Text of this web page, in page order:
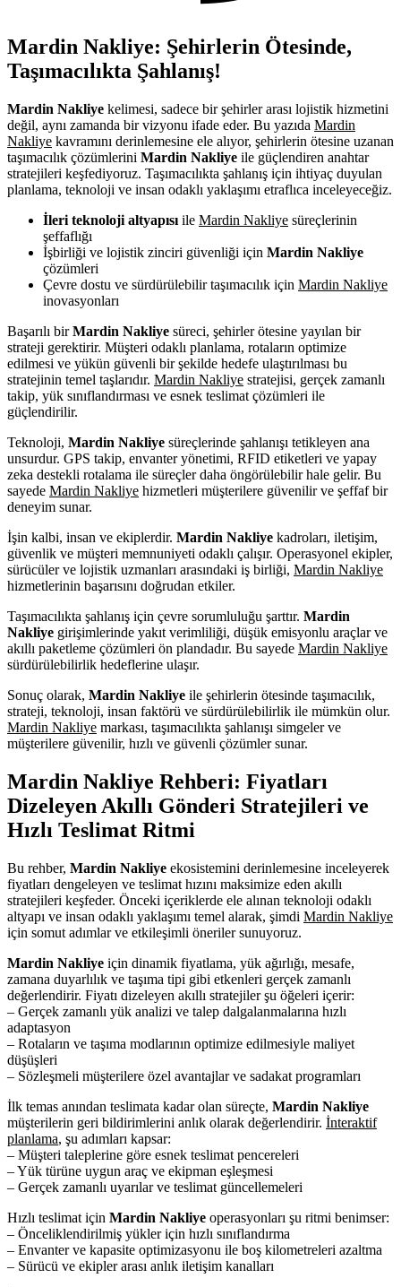
Mardin Nakliye: Şehirlerin Ötesinde,
Taşımacılıkta Şahlanış!
Mardin Nakliye kelimesi, sadece bir şehirler arası lojistik hizmetini
değil, aynı zamanda bir vizyonu ifade eder. Bu yazıda Mardin
Nakliye kavramını derinlemesine ele alıyor, şehirlerin ötesine uzanan
taşımacılık çözümlerini Mardin Nakliye ile güçlendiren anahtar
stratejileri keşfediyoruz. Taşımacılıkta şahlanış için ihtiyaç duyulan
planlama, teknoloji ve insan odaklı yaklaşımı etraflıca inceleyeceğiz.
İleri teknoloji altyapısı ile Mardin Nakliye süreçlerinin
şeffaflığı
İşbirliği ve lojistik zinciri güvenliği için Mardin Nakliye
çözümleri
Çevre dostu ve sürdürülebilir taşımacılık için Mardin Nakliye
inovasyonları
Başarılı birMardin Nakliye süreci, şehirler ötesine yayılan bir
strateji gerektirir. Müşteri odaklı planlama, rotaların optimize
edilmesi ve yükün güvenli bir şekilde hedefe ulaştırılması bu
stratejinin temel taşlarıdır. Mardin Nakliye stratejisi, gerçek zamanlı
takip, yük sınıflandırması ve esnek teslimat çözümleri ile
güçlendirilir.
Teknoloji, Mardin Nakliye süreçlerinde şahlanışı tetikleyen ana
unsurdur. GPS takip, envanter yönetimi, RFID etiketleri ve yapay
zeka destekli rotalama ile süreçler daha öngörülebilir hale gelir. Bu
sayede Mardin Nakliye hizmetleri müşterilere güvenilir ve şeffaf bir
deneyim sunar.
İşin kalbi, insan ve ekiplerdir. Mardin Nakliye kadroları, iletişim,
güvenlik ve müşteri memnuniyeti odaklı çalışır. Operasyonel ekipler,
sürücüler ve lojistik uzmanları arasındaki iş birliği, Mardin Nakliye
hizmetlerinin başarısını doğrudan etkiler.
Taşımacılıkta şahlanış için çevre sorumluluğu şarttır. Mardin
Nakliye girişimlerinde yakıt verimliliği, düşük emisyonlu araçlar ve
akıllı paketleme çözümleri ön plandadır. Bu sayede Mardin Nakliye
sürdürülebilirlik hedeflerine ulaşır.
Sonuç olarak, Mardin Nakliye ile şehirlerin ötesinde taşımacılık,
strateji, teknoloji, insan faktörü ve sürdürülebilirlik ile mümkün olur.
Mardin Nakliye markası, taşımacılıkta şahlanışı simgeler ve
müşterilere güvenilir, hızlı ve güvenli çözümler sunar.
Mardin Nakliye Rehberi: Fiyatları
Dizeleyen Akıllı Gönderi Stratejileri ve
Hızlı Teslimat Ritmi
Bu rehber, Mardin Nakliye ekosistemini derinlemesine inceleyerek
fiyatları dengeleyen ve teslimat hızını maksimize eden akıllı
stratejileri keşfeder. Önceki içeriklerde ele alınan teknoloji odaklı
altyapı ve insan odaklı yaklaşımı temel alarak, şimdi Mardin Nakliye
için somut adımlar ve etkileşimli öneriler sunuyoruz.
Mardin Nakliye için dinamik fiyatlama, yük ağırlığı, mesafe,
zamana duyarlılık ve taşıma tipi gibi etkenleri gerçek zamanlı
değerlendirir. Fiyatı dizeleyen akıllı stratejiler şu öğeleri içerir:
– Gerçek zamanlı yük analizi ve talep dalgalanmalarına hızlı
adaptasyon
– Rotaların ve taşıma modlarının optimize edilmesiyle maliyet
düşüşleri
– Sözleşmeli müşterilere özel avantajlar ve sadakat programları
İlk temas anından teslimata kadar olan süreçte, Mardin Nakliye
müşterilerin geri bildirimlerini anlık olarak değerlendirir. İnteraktif
planlama, şu adımları kapsar:
– Müşteri taleplerine göre esnek teslimat pencereleri
– Yük türüne uygun araç ve ekipman eşleşmesi
– Gerçek zamanlı uyarılar ve teslimat güncellemeleri
Hızlı teslimat için Mardin Nakliye operasyonları şu ritmi benimser:
– Önceliklendirilmiş yükler için hızlı sınıflandırma
– Envanter ve kapasite optimizasyonu ile boş kilometreleri azaltma
– Sürücü ve ekipler arası anlık iletişim kanalları